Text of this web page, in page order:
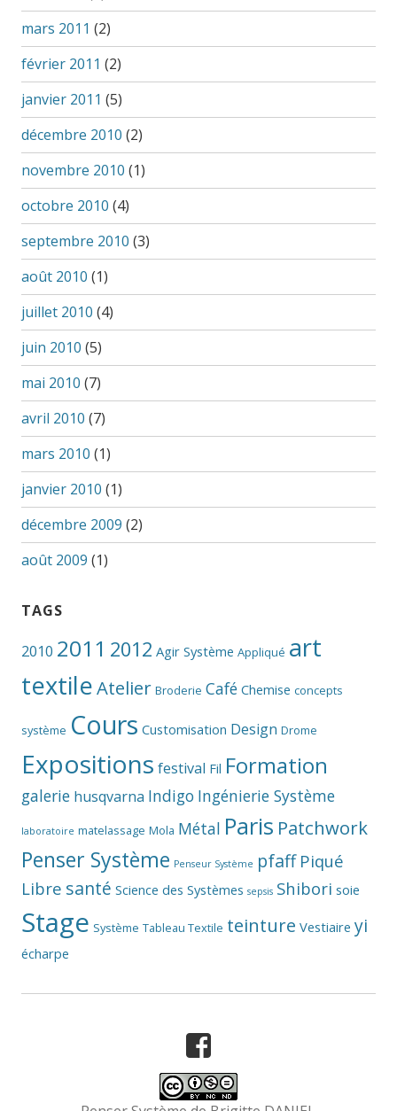
mars 2011 (2)
février 2011 (2)
janvier 2011 (5)
décembre 2010 (2)
novembre 2010 (1)
octobre 2010 (4)
septembre 2010 (3)
août 2010 (1)
juillet 2010 (4)
juin 2010 (5)
mai 2010 (7)
avril 2010 (7)
mars 2010 (1)
janvier 2010 (1)
décembre 2009 (2)
août 2009 (1)
TAGS
2010 2011 2012 Agir Système Appliqué art
textileAtelier Broderie Café Chemise concepts
système Cours Customisation Design Drome
Expositions festival Fil Formation
galerie husqvarna Indigo Ingénierie Système
laboratoire matelassage Mola Métal Paris Patchwork
Penser Système Penseur Système pfaff Piqué
Libre santé Science des Systèmes sepsis Shibori soie
Stage Système Tableau Textile teinture Vestiaire yi
écharpe
Facebook